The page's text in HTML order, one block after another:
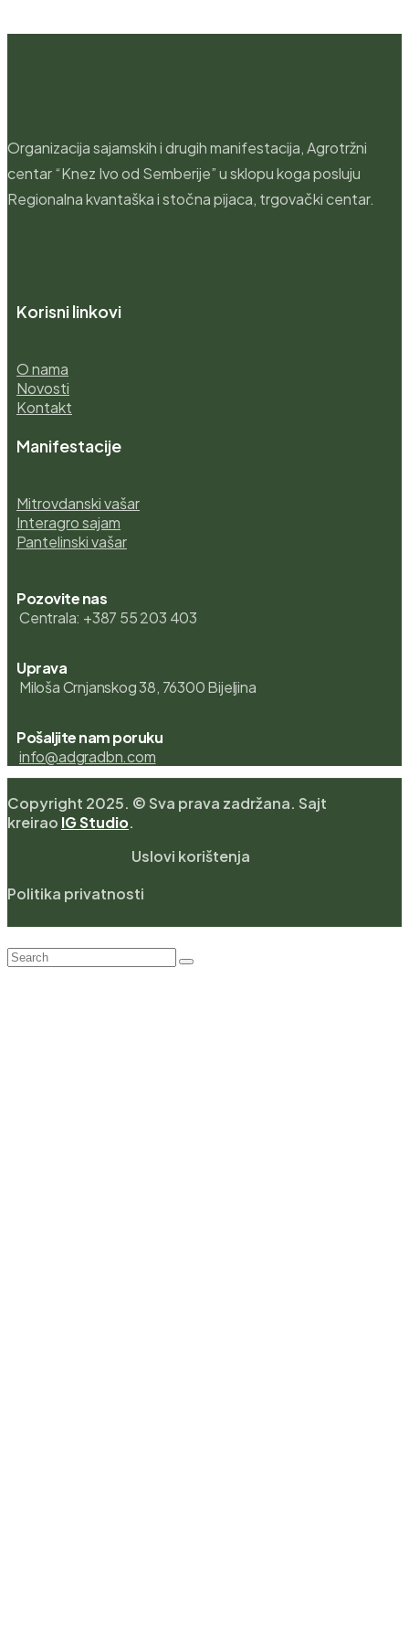
Organizacija sajamskih i drugih manifestacija, Agrotržni
centar “Knez Ivo od Semberije” u sklopu koga posluju
Regionalna kvantaška i stočna pijaca, trgovački centar.
Korisni linkovi
O nama
Novosti
Kontakt
Manifestacije
Mitrovdanski vašar
Interagro sajam
Pantelinski vašar
Pozovite nas
Centrala: +387 55 203 403
Uprava
Miloša Crnjanskog 38, 76300 Bijeljina
Pošaljite nam poruku
info@adgradbn.com
Copyright 2025. © Sva prava zadržana. Sajt
kreirao IG Studio.
Uslovi korištenja
Politika privatnosti